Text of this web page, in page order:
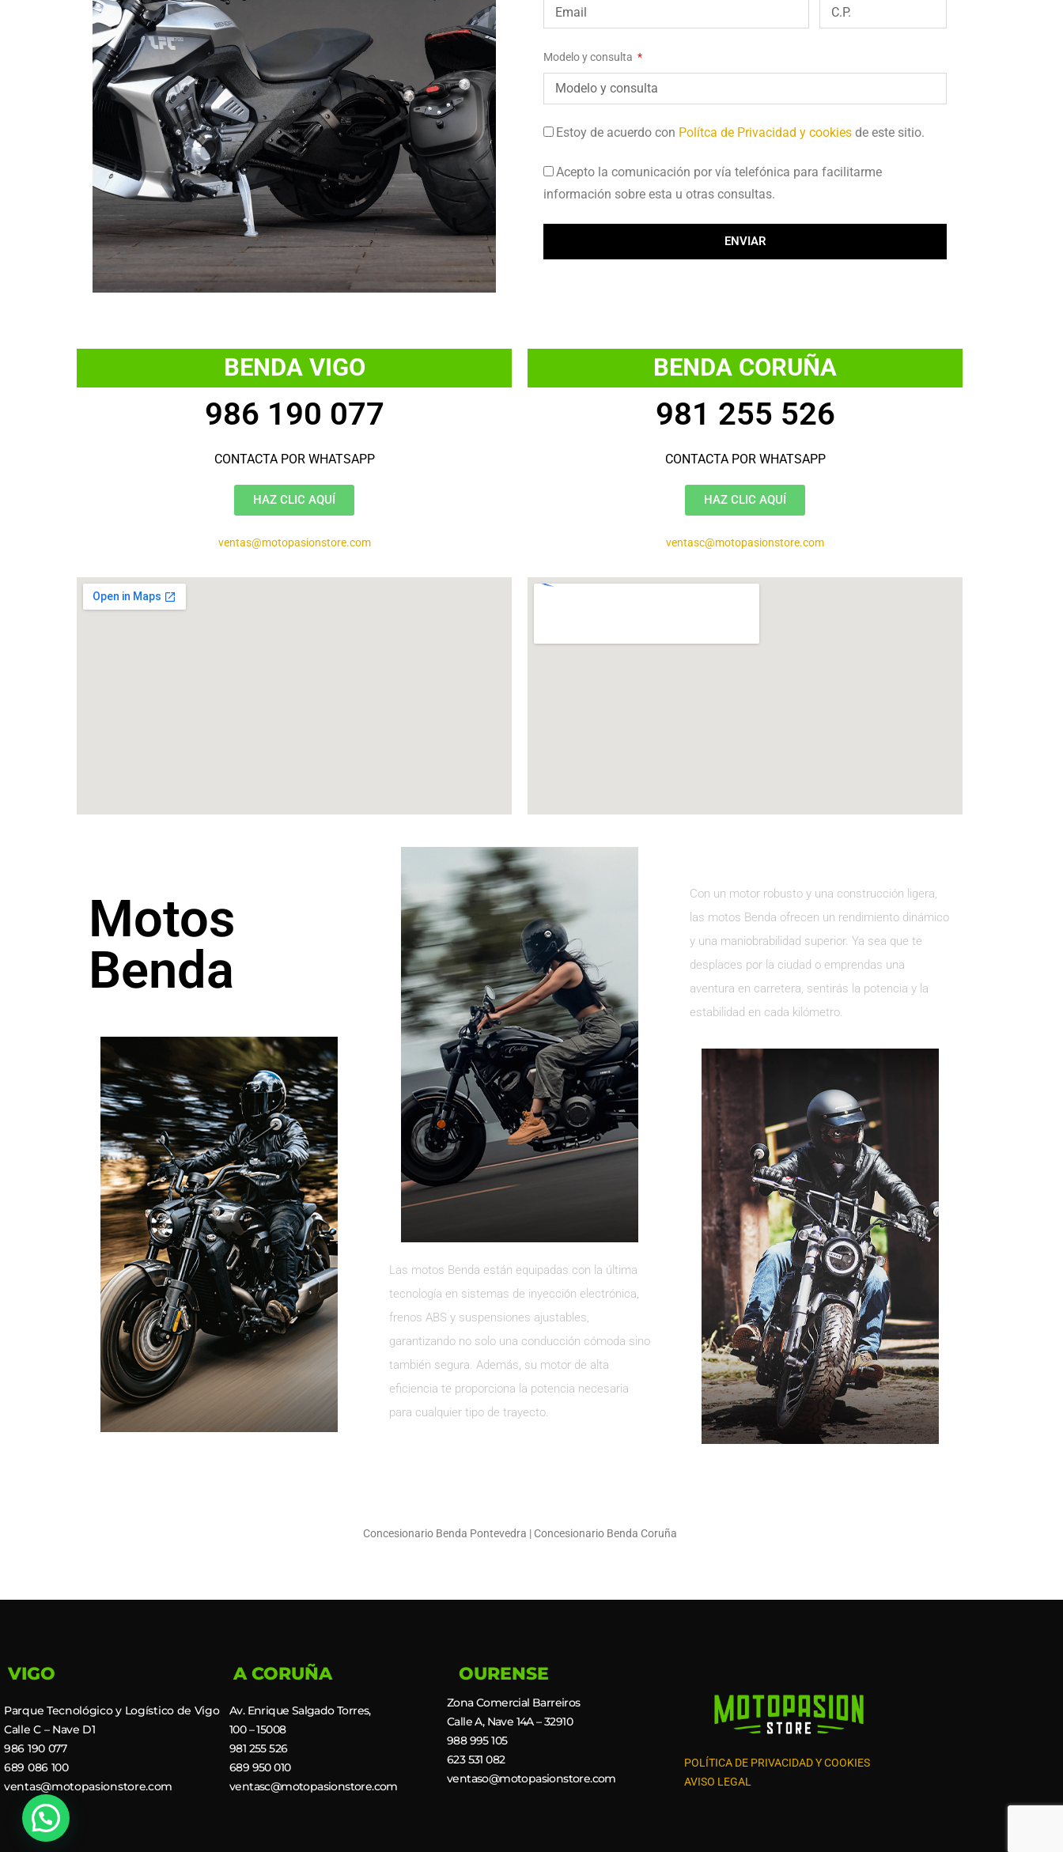
MODELOS
BENDA
VER AHORA
Modelo y consulta
Estoy de acuerdo con Polítca de Privacidad y cookies de este sitio.
Acepto la comunicación por vía telefónica para facilitarme
información sobre esta u otras consultas.
ENVIAR
BENDA VIGO
986 190 077
CONTACTA POR WHATSAPP
HAZ CLIC AQUÍ
ventas@motopasionstore.com
BENDA CORUÑA
981 255 526
CONTACTA POR WHATSAPP
HAZ CLIC AQUÍ
ventasc@motopasionstore.com
Motos
Benda
Las motos Benda están equipadas con la última
tecnología en sistemas de inyección electrónica,
frenos ABS y suspensiones ajustables,
garantizando no solo una conducción cómoda sino
también segura. Además, su motor de alta
eficiencia te proporciona la potencia necesaria
para cualquier tipo de trayecto.
Con un motor robusto y una construcción ligera,
las motos Benda ofrecen un rendimiento dinámico
y una maniobrabilidad superior. Ya sea que te
desplaces por la ciudad o emprendas una
aventura en carretera, sentirás la potencia y la
estabilidad en cada kilómetro.
Concesionario Benda Pontevedra | Concesionario Benda Coruña
VIGO
Parque Tecnológico y Logístico de Vigo
Calle C – Nave D1
986 190 077
689 086 100
ventas@motopasionstore.com
A CORUÑA
Av. Enrique Salgado Torres,
100 – 15008
981 255 526
689 950 010
ventasc@motopasionstore.com
OURENSE
Zona Comercial Barreiros
Calle A, Nave 14A – 32910
988 995 105
623 531 082
ventaso@motopasionstore.com
POLÍTICA DE PRIVACIDAD Y COOKIES
AVISO LEGAL